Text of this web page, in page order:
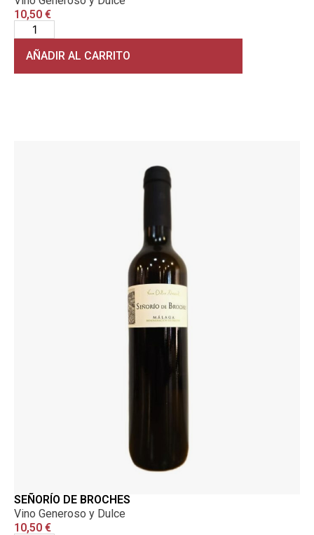
10,50 €
AÑADIR AL CARRITO
SEÑORÍO DE BROCHES
Vino Generoso y Dulce
10,50 €